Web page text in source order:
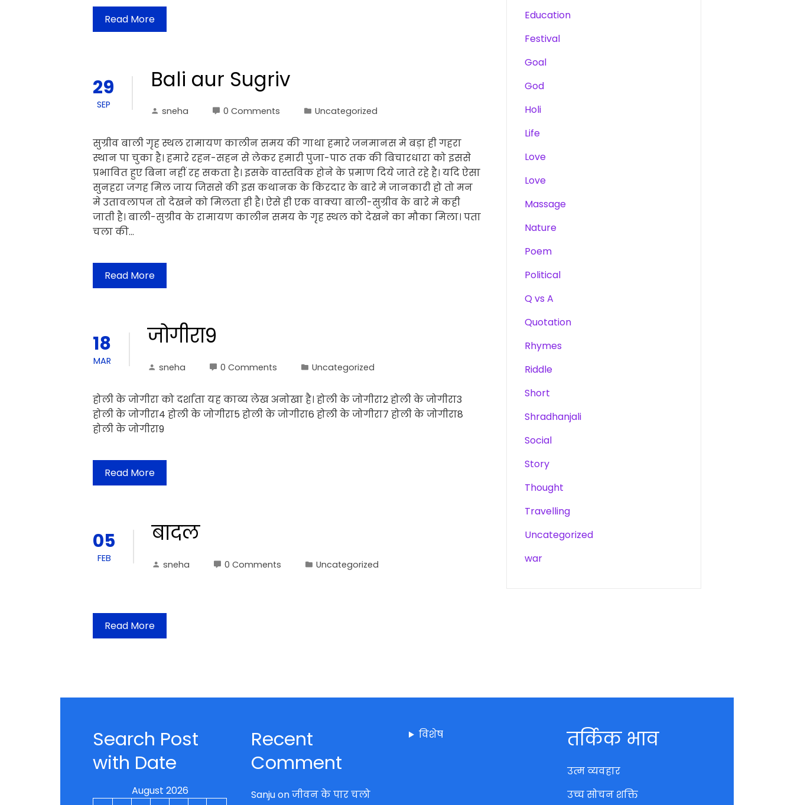
Read More
29
SEP
Bali aur Sugriv
sneha 0 Comments Uncategorized
सुग्रीव बाली गृह स्थल रामायण कालीन समय की गाथा हमारे जनमानस मे बड़ा ही गहरा
स्थान पा चुका है। हमारे रहन-सहन से लेकर हमारी पुजा-पाठ तक की बिचारधारा को इससे
प्रभावित हुए बिना नहीं रह सकता है। इसके वास्तविक होने के प्रमाण दिये जाते रहे है। यदि ऐसा
सुनहरा जगह मिल जाय जिससे की इस कथानक के किरदार के बारे मे जानकारी हो तो मन
मे उतावलापन तो देखने को मिलता ही है। ऐसे ही एक वाक्या बाली-सुग्रीव के बारे मे कही
जाती है। बाली-सुग्रीव के रामायण कालीन समय के गृह स्थल को देखने का मौका मिला। पता
चला की…
Read More
18
MAR
जोगीरा9
sneha 0 Comments Uncategorized
होली के जोगीरा को दर्शाता यह काव्य लेख अनोखा है। होली के जोगीरा2 होली के जोगीरा3
होली के जोगीरा4 होली के जोगीरा5 होली के जोगीरा6 होली के जोगीरा7 होली के जोगीरा8
होली के जोगीरा9
Read More
05
FEB
बादल
sneha 0 Comments Uncategorized
Read More
Education
Festival
Goal
God
Holi
Life
Love
Love
Massage
Nature
Poem
Political
Q vs A
Quotation
Rhymes
Riddle
Short
Shradhanjali
Social
Story
Thought
Travelling
Uncategorized
war
Search Post
with Date
August 2026
Recent
Comment
Sanjuonजीवन के पार चलो
विशेष तर्किक भाव
उत्म व्यवहार
उच्च सोचन शक्ति